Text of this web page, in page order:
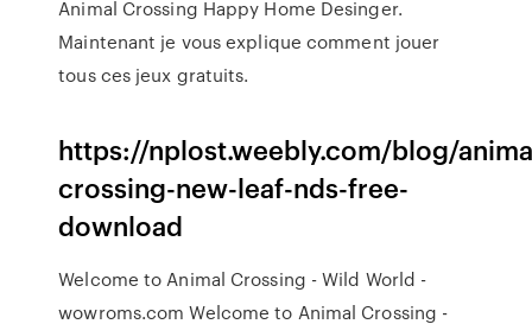
Animal Crossing Happy Home Desinger.
Maintenant je vous explique comment jouer
tous ces jeux gratuits.
https://nplost.weebly.com/blog/
crossing-new-leaf-nds-free-
download
Welcome to Animal Crossing - Wild World -
wowroms.com Welcome to Animal Crossing -